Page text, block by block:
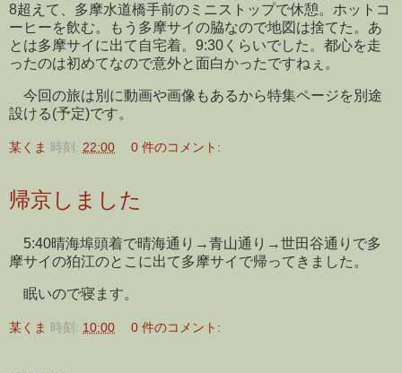
8超えて、多摩水道橋手前のミニストップで休憩。ホットコ
ーヒーを飲む。もう多摩サイの脇なので地図は捨てた。あ
とは多摩サイに出て自宅着。9:30くらいでした。都心を走
ったのは初めてなので意外と面白かったですねぇ。
今回の旅は別に動画や画像もあるから特集ページを別途
設ける(予定)です。
某くま 時刻: 22:00 0 件のコメント:
帰京しました
5:40晴海埠頭着で晴海通り→青山通り→世田谷通りで多
摩サイの狛江のとこに出て多摩サイで帰ってきました。
眠いので寝ます。
某くま 時刻: 10:00 0 件のコメント: